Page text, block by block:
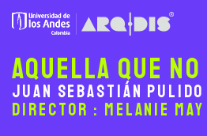
Aquella que no
Juan Sebastián Pulido
Director : Melanie May